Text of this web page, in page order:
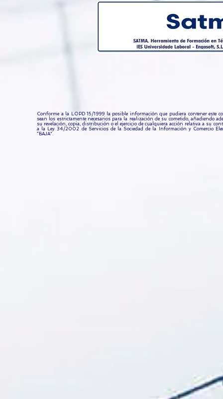
Conforme a la LOPD 15/1999 la posible información que pudiera contener este
sean los estrictamente necesarios para la realización de su cometido, añadiendo
su revelación, copia, distribución o el ejercicio de cualquiera acción relativa a su
a la Ley 34/2002 de Servicios de la Sociedad de la Información y Comercio
“BAJA”.